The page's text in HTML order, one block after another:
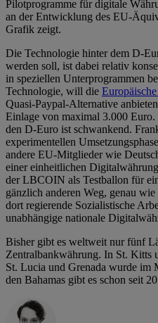
Pilotprogramme für digitale
an der Entwicklung des EU-
Grafik zeigt.
Die Technologie hinter dem D-
werden soll, ist dabei relativ
in speziellen Unterprogrammen
Technologie, will die
Quasi-Paypal-Alternative
Einlage von maximal 3.000
den D-Euro ist schwankend.
experimentellen
andere EU-Mitglieder wie
einer einheitlichen
der LBCOIN als Testballon für
gänzlich anderen Weg, genau
dort regierende Sozialistische
unabhängige nationale
Bisher gibt es weltweit nur fünf
Zentralbankwährung. In St. Kitts
St. Lucia und Grenada wurde im
den Bahamas gibt es schon seit